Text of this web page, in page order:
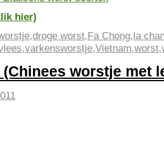
hier)
,droge worst,Fa Chong,la
,varkensworstje,Vietnam,worst,
(Chinees worstje met